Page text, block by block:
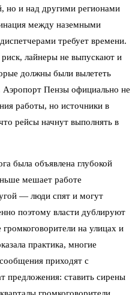
но и над другими регионами
между наземными
требует времени.
лайнеры не выпускают и
должны были вылететь
Пензы официально не
работы, но источники в
рейсы начнут выполнять в
была объявлена глубокой
мешает работе
— люди спят и могут
поэтому власти дублируют
на улицах и
практика, многие
приходят с
предложения: ставить сирены